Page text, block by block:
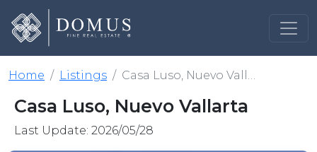
Home Listings Casa Luso, Nuevo Vallarta
Casa Luso, Nuevo Vallarta
Last Update: 2026/05/28